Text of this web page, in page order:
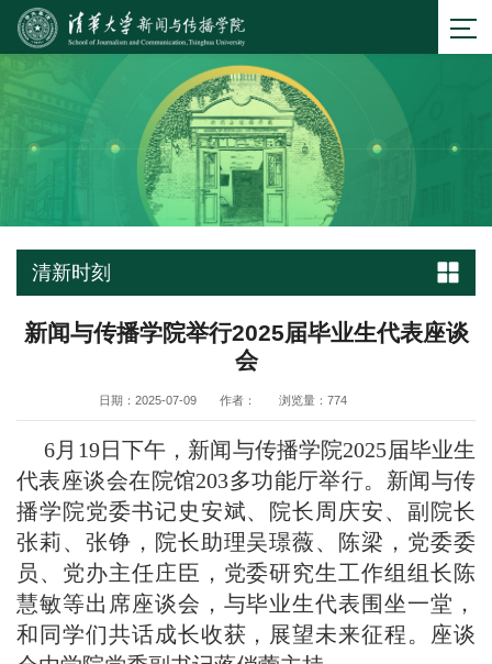
清新时刻
新闻与传播学院举行2025届毕业生代表座谈
会
日期：2025-07-09 作者： 浏览量： 774
6月19日下午，新闻与传播学院2025届毕业生
代表座谈会在院馆203多功能厅举行。新闻与传
播学院党委书记史安斌、院长周庆安、副院长
张莉、张铮，院长助理吴璟薇、陈梁，党委委
员、党办主任庄臣，党委研究生工作组组长陈
慧敏等出席座谈会，与毕业生代表围坐一堂，
和同学们共话成长收获，展望未来征程。座谈